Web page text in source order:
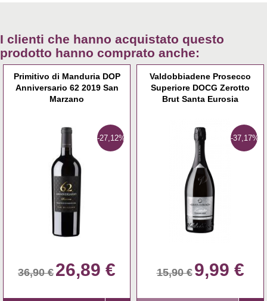
I clienti che hanno acquistato questo
prodotto hanno comprato anche:
Primitivo di Manduria DOP
Anniversario 62 2019 San
Marzano
-27,12%
36,90 € 26,89 €
Valdobbiadene Prosecco
Superiore DOCG Zerotto
Brut Santa Eurosia
-37,17%
15,90 € 9,99 €